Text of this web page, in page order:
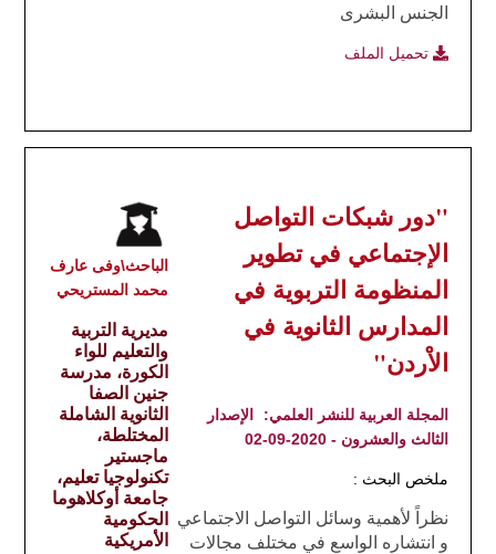
الجنس البشرى
تحميل الملف
الباحث\وفى عارف
محمد المستريحي
مديرية التربية
والتعليم للواء
الكورة، مدرسة
جنين الصفا
الثانوية الشاملة
المختلطة،
ماجستير
تكنولوجيا تعليم،
جامعة أوكلاهوما
الحكومية
الأمريكية
"دور شبكات التواصل
الإجتماعي في تطوير
المنظومة التربوية في
المدارس الثانوية في
الاْردن"
المجلة العربية للنشر العلمي:
الإصدار
الثالث والعشرون - 2020-09-02
ملخص البحث :
نظراً لأهمية وسائل التواصل الاجتماعي
و انتشاره الواسع في مختلف مجالات